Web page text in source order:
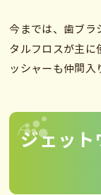
今までは、歯ブラ
タルフロスが主に
ッシャーも仲間入
ジェット